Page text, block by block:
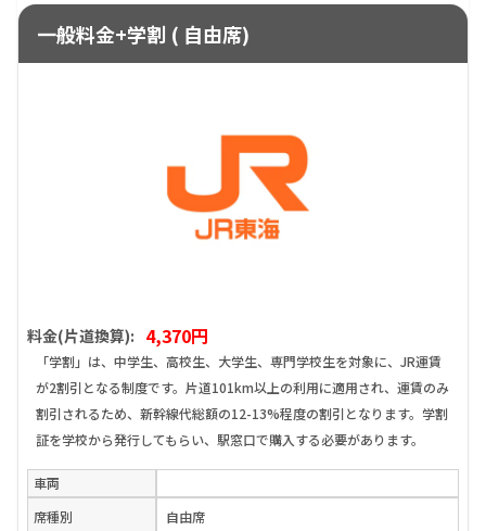
一般料金+学割 ( 自由席)
料金(片道換算): 4,370円
「学割」は、中学生、高校生、大学生、専門学校生を対象に、JR運賃
が2割引となる制度です。片道101km以上の利用に適用され、運賃のみ
割引されるため、新幹線代総額の12-13%程度の割引となります。学割
証を学校から発行してもらい、駅窓口で購入する必要があります。
車両
席種別
自由席